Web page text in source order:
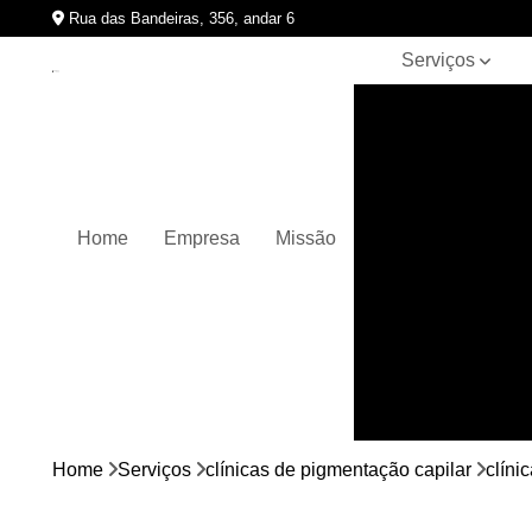
Rua das Bandeiras, 356, andar 6
Home Empresa Missão
Serviços
Home Serviços clínicas de pigmentação capilar